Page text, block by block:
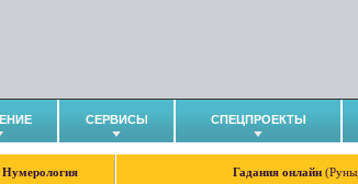
СЕРВИСЫ СПЕЦПРОЕКТЫ
Нумерология Гадания онлайн